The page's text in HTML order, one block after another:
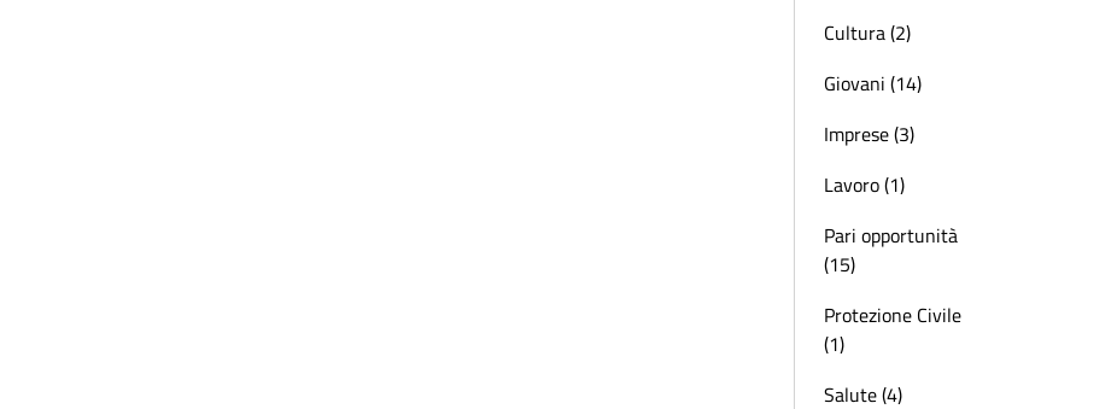
Cultura (2)
Giovani (14)
Imprese (3)
Lavoro (1)
Pari opportunità
(15)
Protezione Civile
(1)
Salute (4)